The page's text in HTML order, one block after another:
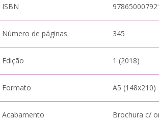
ISBN
Número de páginas 345
Edição 1 (2018)
Formato A5 (148x210)
Acabamento Brochura c/